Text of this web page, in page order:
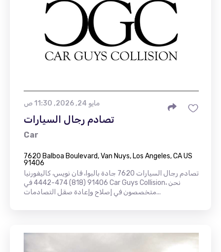
مايو 24, 2026, 11:30 ص
تصادم رجال السيارات
Car
7620 Balboa Boulevard, Van Nuys, Los Angeles, CA US
91406
تصادم رجال السيارات 7620 جادة بالبوا، فان نويس، كاليفورنيا
91406 (818) 474-4442 في Car Guys Collision، نحن
متخصصون في إصلاح وإعادة صقل التصادمات...